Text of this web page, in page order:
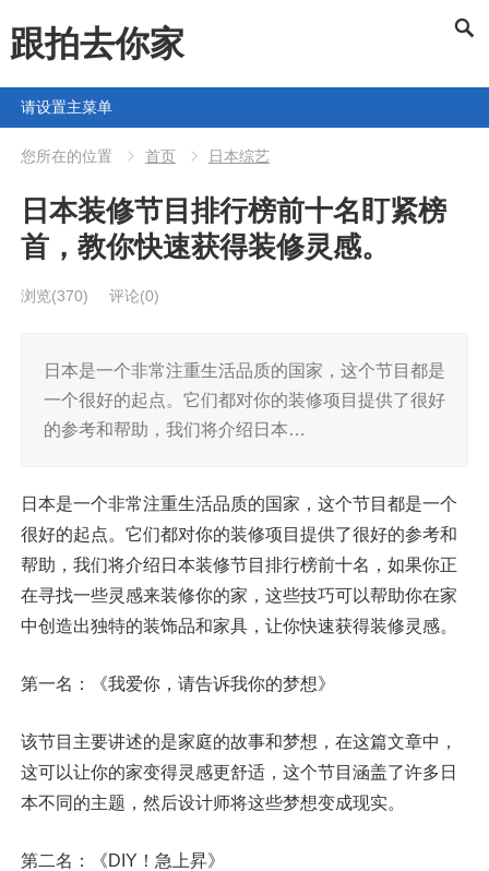
跟拍去你家
请设置主菜单
您所在的位置 首页 日本综艺
日本装修节目排行榜前十名盯紧榜
首，教你快速获得装修灵感。
浏览(370) 评论(0)
日本是一个非常注重生活品质的国家，这个节目都是
一个很好的起点。它们都对你的装修项目提供了很好
的参考和帮助，我们将介绍日本…
日本是一个非常注重生活品质的国家，这个节目都是一个
很好的起点。它们都对你的装修项目提供了很好的参考和
帮助，我们将介绍日本装修节目排行榜前十名，如果你正
在寻找一些灵感来装修你的家，这些技巧可以帮助你在家
中创造出独特的装饰品和家具，让你快速获得装修灵感。
第一名：《我爱你，请告诉我你的梦想》
该节目主要讲述的是家庭的故事和梦想，在这篇文章中，
这可以让你的家变得灵感更舒适，这个节目涵盖了许多日
本不同的主题，然后设计师将这些梦想变成现实。
第二名：《DIY！急上昇》